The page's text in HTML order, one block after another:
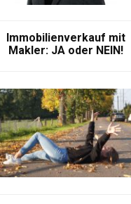
Immobilienverkauf mit
Makler: JA oder NEIN!